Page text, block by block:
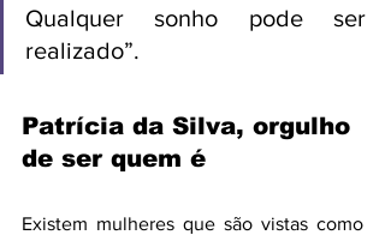
Qualquer sonho pode ser
realizado”.
Patrícia da Silva, orgulho
de ser quem é
Existem mulheres que são vistas como